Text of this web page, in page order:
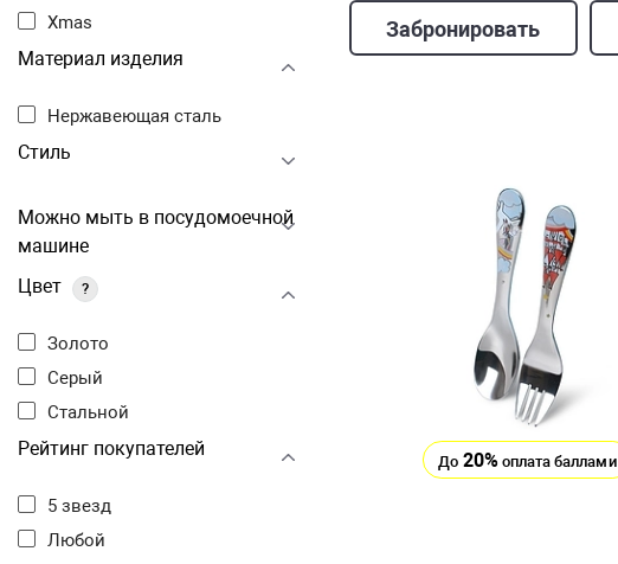
Xmas
Материал изделия
Нержавеющая сталь
Стиль
Можно мыть в посудомоечной
машине
Цвет
?
Золото
Серый
Стальной
Рейтинг покупателей
5 звезд
Любой
Забронировать
До 20% оплата баллами